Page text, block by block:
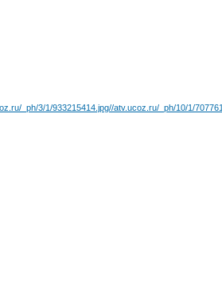
_ph/3/1/933215414.jpg//atv.ucoz.ru/_ph/10/1/